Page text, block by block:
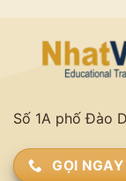
Số 1A phố Đào
GỌI NGAY